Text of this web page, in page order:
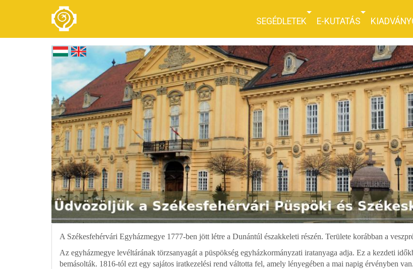
SEGÉDLETEK E-KUTATÁS
A Székesfehérvári Egyházmegye 1777-ben jött létre a Dunántúl északkeleti részén. Területe korábban a
Az egyházmegye levéltárának törzsanyagát a püspökség egyházkormányzati iratanyaga adja. Ez a kezdeti
bemásolták. 1816-tól ezt egy sajátos iratkezelési rend váltotta fel, amely lényegében a mai napig érvényben